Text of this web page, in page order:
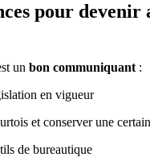
pour devenir
un bon communiquant :
en vigueur
et conserver une
de bureautique